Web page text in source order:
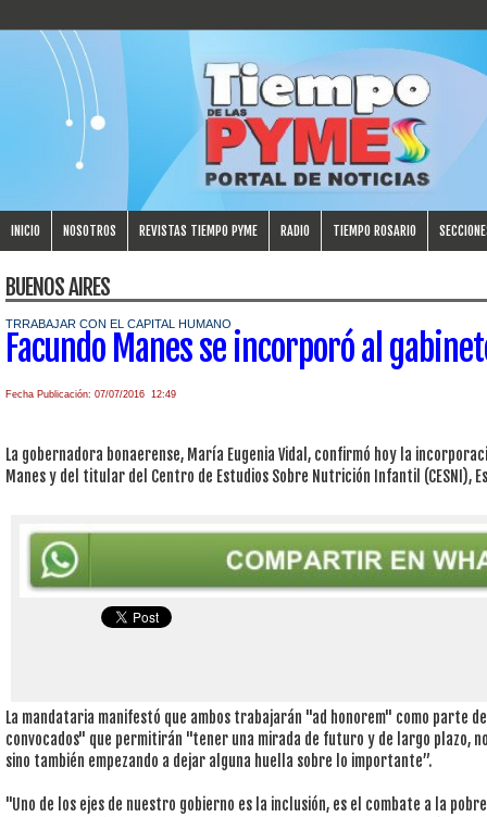
INICIO NOSOTROS REVISTAS TIEMPO PYME RADIO TIEMPO ROSARIO
BUENOS AIRES
TRRABAJAR CON EL CAPITAL HUMANO
Facundo Manes se incorporó al
Fecha Publicación: 07/07/2016 12:49
La gobernadora bonaerense, María Eugenia Vidal, confirmó hoy la
Manes y del titular del Centro de Estudios Sobre Nutrición Infantil (CESNI),
La mandataria manifestó que ambos trabajarán "ad honorem" como parte
convocados" que permitirán "tener una mirada de futuro y de largo plazo,
sino también empezando a dejar alguna huella sobre lo importante”.
"Uno de los ejes de nuestro gobierno es la inclusión, es el combate a la